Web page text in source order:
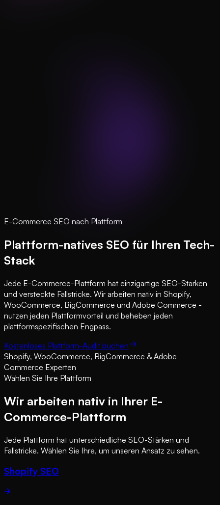
E-Commerce SEO nach Plattform
Plattform-natives SEO für Ihren Tech-
Stack
Jede E-Commerce-Plattform hat einzigartige SEO-Stärken
und versteckte Fallstricke. Wir arbeiten nativ in Shopify,
WooCommerce, BigCommerce und Adobe Commerce -
nutzen jeden Plattformvorteil und beheben jeden
plattformspezifischen Engpass.
Kostenloses Plattform-Audit buchen
Shopify, WooCommerce, BigCommerce & Adobe
Commerce Experten
Wählen Sie Ihre Plattform
Wir arbeiten nativ in Ihrer E-
Commerce-Plattform
Jede Plattform hat unterschiedliche SEO-Stärken und
Fallstricke. Wählen Sie Ihre, um unseren Ansatz zu sehen.
Shopify SEO